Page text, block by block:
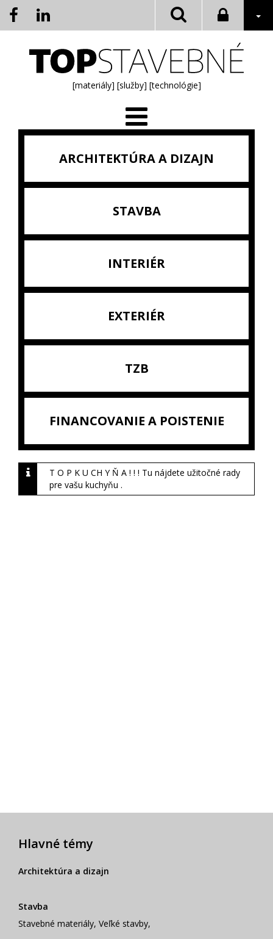
[materiály] [služby] [technológie]
ARCHITEKTÚRA A DIZAJN
STAVBA
INTERIÉR
EXTERIÉR
TZB
FINANCOVANIE A POISTENIE
T O P K U CH Y Ň A ! ! ! Tu nájdete užitočné rady
pre vašu kuchyňu .
Hlavné témy
Architektúra a dizajn
Stavba
Stavebné materiály, Veľké stavby,